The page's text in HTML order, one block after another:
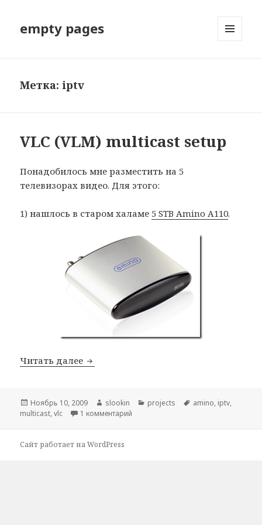
empty pages
Метка: iptv
VLC (VLM) multicast setup
Понадобилось мне разместить на 5
телевизорах видео. Для этого:
1) нашлось в старом халаме5 STB Amino A110.
Читать далее VLC (VLM) multicast setup
Опубликовано
Ноябрь 10, 2009 Автор
slookin Рубрики
projects Метки
amino, iptv,
multicast,vlc 1 комментарий
Сайт работает на WordPress